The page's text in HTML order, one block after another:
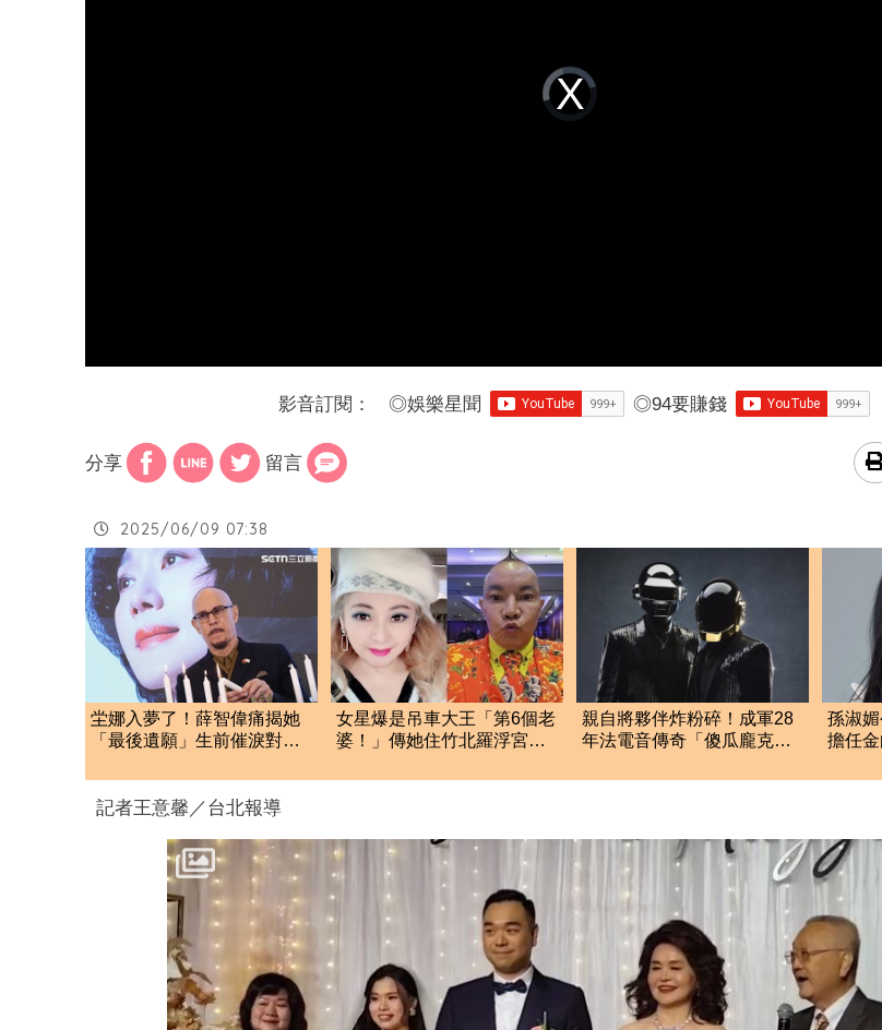
Video
Player
is
loading.
影音訂閱： ◎娛樂星聞 ◎94要賺錢
分享 留言
2025/06/09 07:38
坣娜入夢了！薛智偉痛揭她
「最後遺願」生前催淚對話
女星爆是吊車大王「第6個老
婆！」傳她住竹北羅浮宮對
親自將夥伴炸粉碎！成軍28
年法電音傳奇「傻瓜龐克」
孫淑
擔任
記者王意馨／台北報導